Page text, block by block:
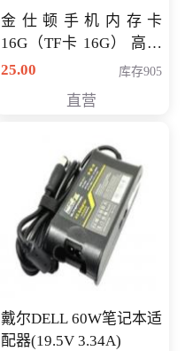
金仕顿手机内存卡
16G（TF卡 16G） 高速
卡 CLASS 10
25.00 库存905
直营
戴尔DELL 60W笔记本适
配器(19.5V 3.34A)